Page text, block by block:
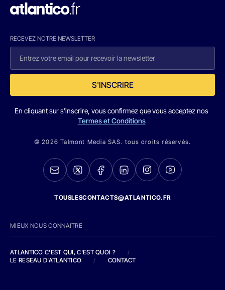
RECEVEZ NOTRE NEWSLETTER
S'INSCRIRE
En cliquant sur s'inscrire, vous confirmez que vous acceptez nos
Termes et Conditions
© 2026 Talmont Media SAS. tous droits réservés.
TOUSLESCONTACTS@ATLANTICO.FR
MIEUX NOUS CONNAITRE
ATLANTICO C'EST QUI, C'EST QUOI ?
/
LE RESEAU D'ATLANTICO
/ CONTACT